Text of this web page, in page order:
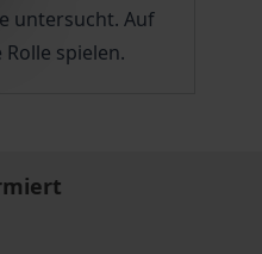
untersucht. Auf
spielen.